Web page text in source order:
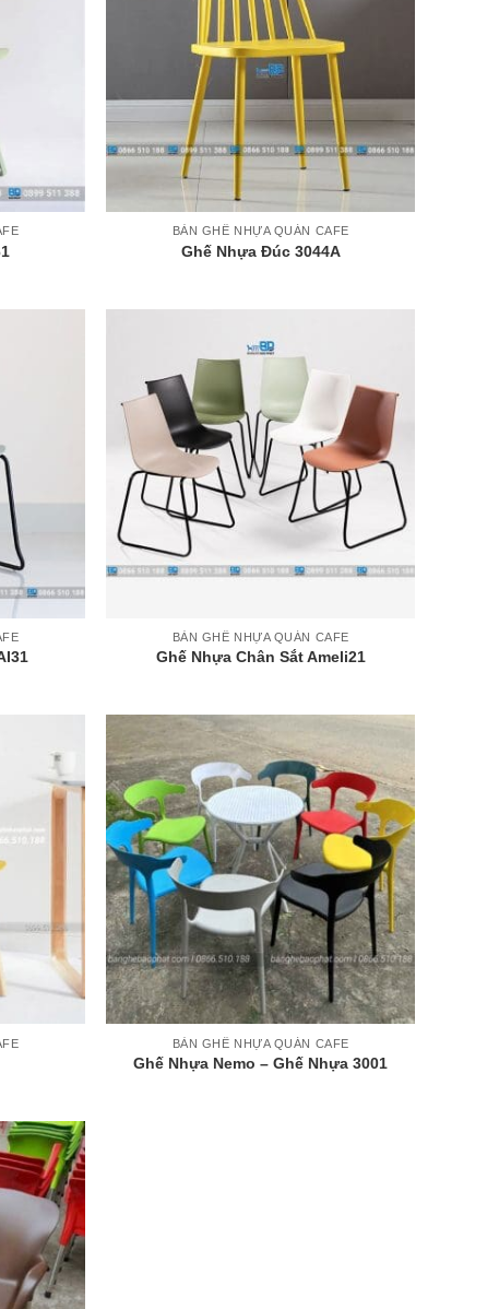
BÀN GHẾ NHỰA QUÁN CAFE
Ghế Nhựa Đúc 3044A
BÀN GHẾ NHỰA QUÁN CAFE
Ghế Nhựa Chân Sắt Ameli21
+
BÀN GHẾ NHỰA QUÁN CAFE
Ghế Nhựa Nemo – Ghế Nhựa 3001